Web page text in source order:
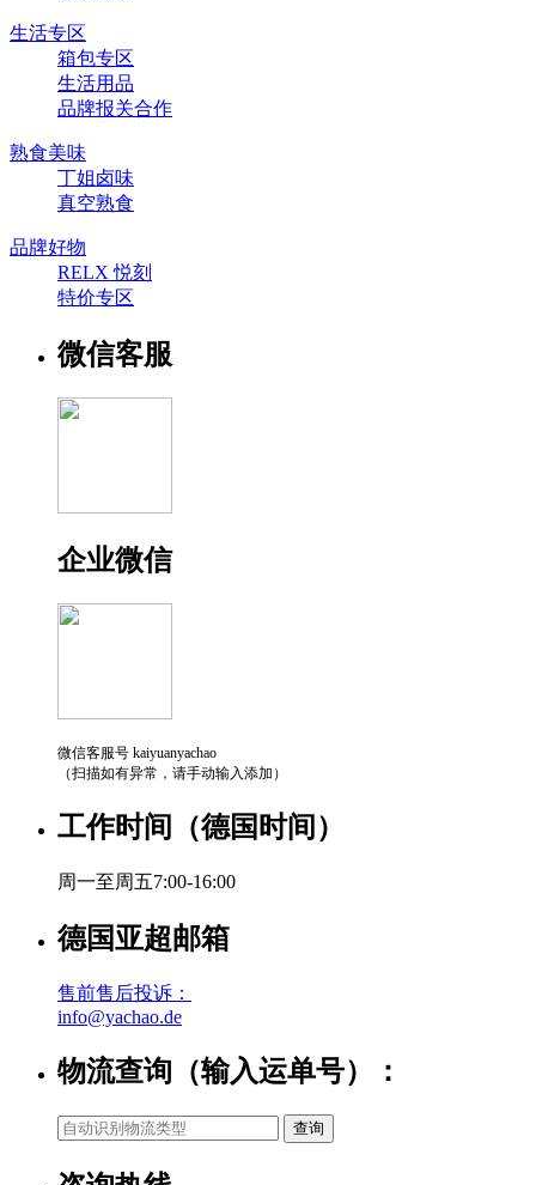
生活专区
箱包专区
生活用品
品牌报关合作
熟食美味
丁姐卤味
真空熟食
品牌好物
RELX 悦刻
特价专区
微信客服
企业微信
微信客服号 kaiyuanyachao
（扫描如有异常，请手动输入添加）
工作时间（德国时间）
周一至周五7:00-16:00
德国亚超邮箱
售前售后投诉：
info@yachao.de
物流查询（输入运单号）：